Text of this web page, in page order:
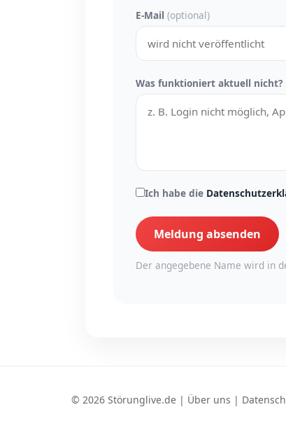
E-Mail (optional)
Was funktioniert aktuell nicht?
Ich habe die
Meldung absenden
Der angegebene Name wird in
© 2026 Störunglive.de | Über uns |